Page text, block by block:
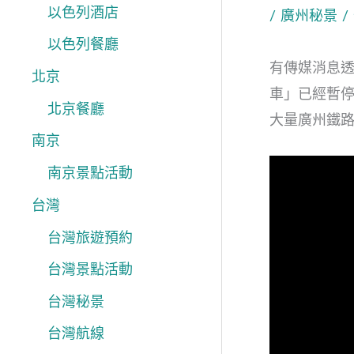
以色列酒店
以色列餐廳
北京
北京餐廳
南京
南京景點活動
台灣
台灣旅遊預約
台灣景點活動
台灣秘景
台灣航線
/ 廣州秘景 /
有傳媒消息
車」已經暫
大量廣州鐵